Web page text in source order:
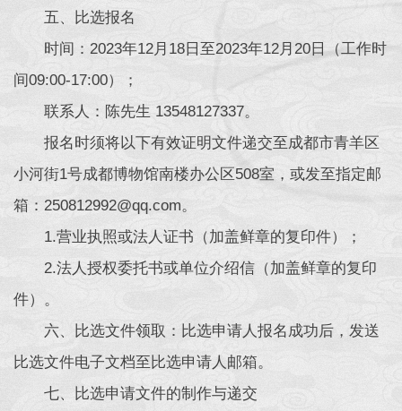
五、比选报名
时间：2023年12月18日至2023年12月20日（工作时
间09:00-17:00）；
联系人：陈先生 13548127337。
报名时须将以下有效证明文件递交至成都市青羊区
小河街1号成都博物馆南楼办公区508室，或发至指定邮
箱：250812992@qq.com。
1.营业执照或法人证书（加盖鲜章的复印件）；
2.法人授权委托书或单位介绍信（加盖鲜章的复印
件）。
六、比选文件领取：比选申请人报名成功后，发送
比选文件电子文档至比选申请人邮箱。
七、比选申请文件的制作与递交